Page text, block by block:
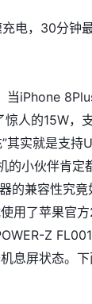
电，30分钟
当iPhone
人的15W，
其实就是支持
的小伙伴肯定
的兼容性究竟
用了苹果官
Z
息屏状态。下